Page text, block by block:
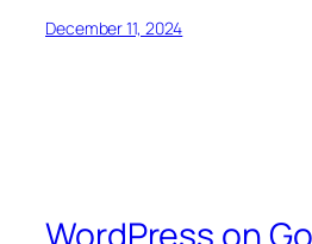
December 11, 2024